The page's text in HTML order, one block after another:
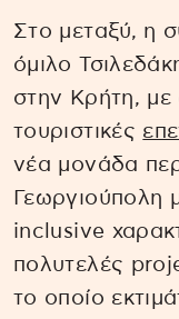
Στο μεταξύ, η
όμιλο
στην Κρήτη, με
τουριστικές
νέα μονάδα
Γεωργιούπολη
inclusive
πολυτελές
το οποίο